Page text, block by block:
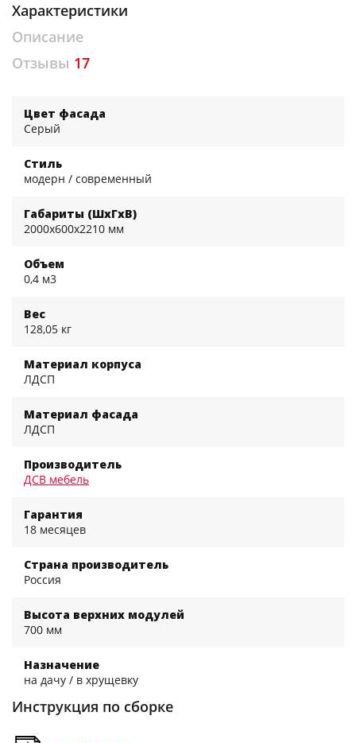
Характеристики
Описание
Отзывы 17
Цвет фасада
Серый
Стиль
модерн / современный
Габариты (ШхГхВ)
2000x600x2210 мм
Объем
0,4 м3
Вес
128,05 кг
Материал корпуса
ЛДСП
Материал фасада
ЛДСП
Производитель
ДСВ мебель
Гарантия
18 месяцев
Страна производитель
Россия
Высота верхних модулей
700 мм
Назначение
на дачу / в хрущевку
Инструкция по сборке